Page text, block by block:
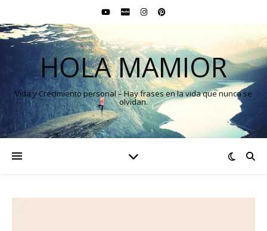
HOLA MAMIOR
Vida y Crecimiento personal – Hay frases en la vida que nunca se
olvidan.